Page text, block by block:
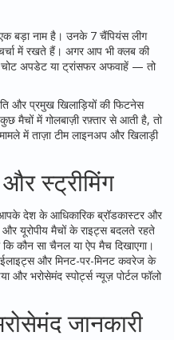
बड़ा नाम है। उनके 7 चैंपियंस लीग
में रखते हैं। अगर आप भी क्लब की
चोट अपडेट या ट्रांसफर अफवाहें — तो
और प्रमुख खिलाड़ियों की फिटनेस
मैचों में गोलबाज़ी रफ़्तार से आती है, तो
में ताज़ा टीम लाइनअप और खिलाड़ी
स्ट्रीमिंग
देश के आधिकारिक ब्रॉडकास्टर और
और यूरोपीय मैचों के राइट्स बदलते रहते
कौन सा चैनल या ऐप मैच दिखाएगा।
और मिनट-पर-मिनट कवरेज के
और भरोसेमंद स्पोर्ट्स न्यूज़ पोर्टल फॉलो
जानकारी